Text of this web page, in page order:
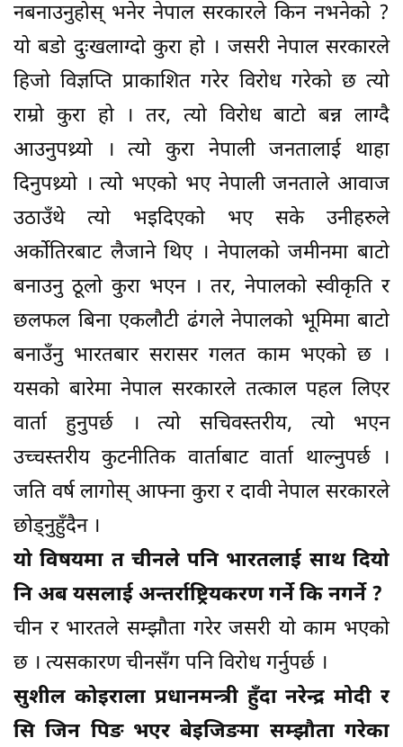
नबनाउनुहोस् भनेर नेपाल सरकारले किन नभनेको ?
यो बडो दुःखलाग्दो कुरा हो । जसरी नेपाल सरकारले
हिजो विज्ञप्ति प्राकाशित गरेर विरोध गरेको छ त्यो
राम्रो कुरा हो । तर, त्यो विरोध बाटो बन्न लाग्दै
आउनुपथ्र्यो । त्यो कुरा नेपाली जनतालाई थाहा
दिनुपथ्र्यो । त्यो भएको भए नेपाली जनताले आवाज
उठाउँथे त्यो भइदिएको भए सके उनीहरुले
अर्कोतिरबाट लैजाने थिए । नेपालको जमीनमा बाटो
बनाउनु ठूलो कुरा भएन । तर, नेपालको स्वीकृति र
छलफल बिना एकलौटी ढंगले नेपालको भूमिमा बाटो
बनाउँनु भारतबार सरासर गलत काम भएको छ ।
यसको बारेमा नेपाल सरकारले तत्काल पहल लिएर
वार्ता हुनुपर्छ । त्यो सचिवस्तरीय, त्यो भएन
उच्चस्तरीय कुटनीतिक वार्ताबाट वार्ता थाल्नुपर्छ ।
जति वर्ष लागोस् आफ्ना कुरा र दावी नेपाल सरकारले
छोड्नुहुँदैन ।
यो विषयमा त चीनले पनि भारतलाई साथ दियो
नि अब यसलाई अन्तर्राष्ट्रियकरण गर्ने कि नगर्ने ?
चीन र भारतले सम्झौता गरेर जसरी यो काम भएको
छ । त्यसकारण चीनसँग पनि विरोध गर्नुपर्छ ।
सुशील कोइराला प्रधानमन्त्री हुँदा नरेन्द्र मोदी र
सि जिन पिङ भएर बेइजिङमा सम्झौता गरेका